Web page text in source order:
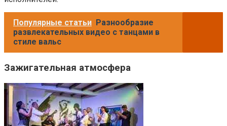
Популярные статьи Разнообразие
развлекательных видео с танцами в
стиле вальс
Зажигательная атмосфера